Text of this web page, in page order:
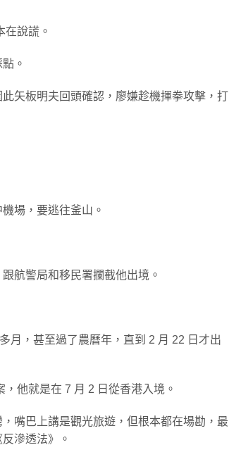
說謊。
。
矢板明夫回頭確認，廖嫌趁機揮拳攻擊，打
場，要逃往釜山。
航警局和移民署攔截他出境。
月，甚至過了農曆年，直到 2 月 22 日才出
他就是在 7 月 2 日從香港入境。
嘴巴上講是觀光旅遊，但根本都在場勘，最
滲透法》。